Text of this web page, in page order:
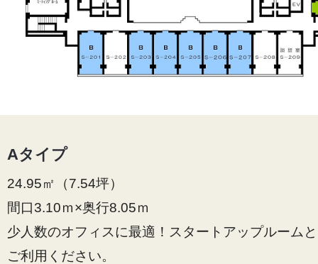
Aタイプ
24.95㎡（7.54坪）
間口3.10ｍ×奥行8.05ｍ
少人数のオフィスに最適！スタートアップルーム
ご利用ください。